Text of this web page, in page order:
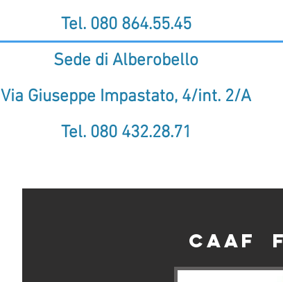
Tel. 080 864.55.45
Sede di Alberobello
Via Giuseppe Impastato, 4/int. 2/A
Tel. 080 432.28.71
CAAF